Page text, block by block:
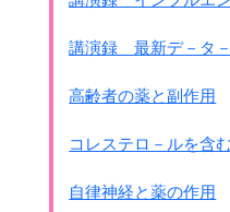
(要旨)国民の自由意志に
憲法問題について国民
● 同 7月13日、
会では基本原則を発表。
次回に極東委員会の基本原
講演録 最新デ－タ
高齢者の薬と副作用
コレステロ－ルを含
自律神経と薬の作用